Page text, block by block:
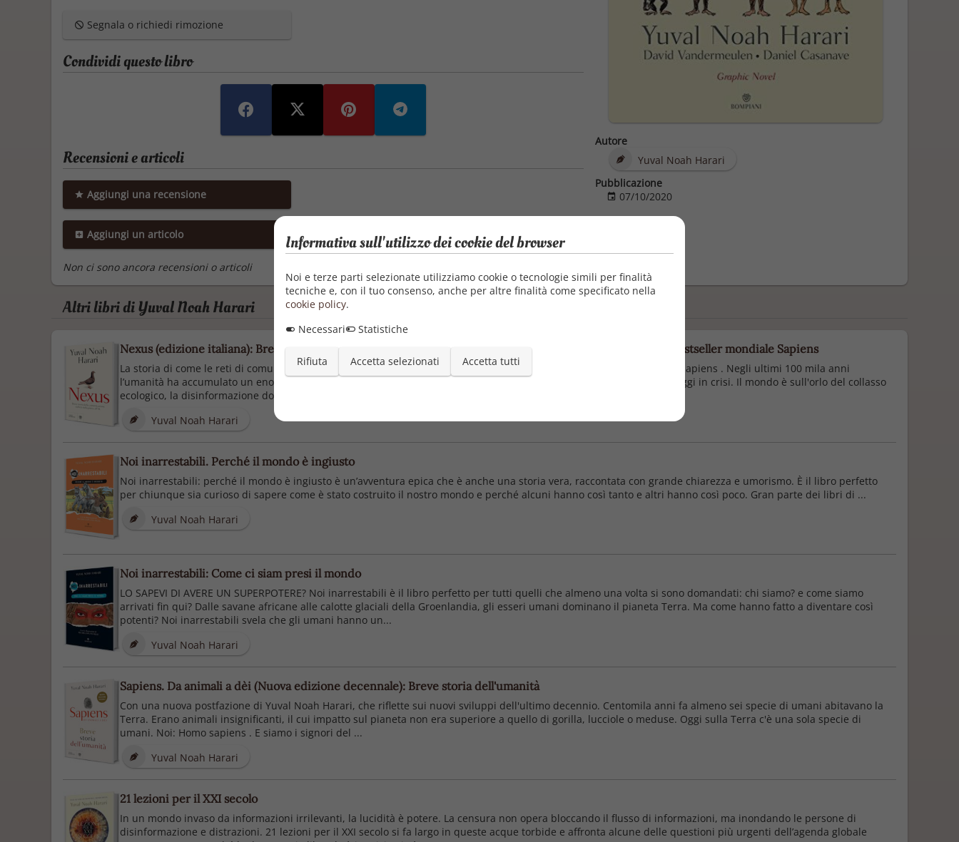
Autore
Yuval Noah Harari
Pubblicazione
07/10/2020
Segnala o richiedi rimozione
Condividi questo libro
Recensioni e articoli
Aggiungi una recensione
Aggiungi un articolo
Non ci sono ancora recensioni o articoli
Altri libri di Yuval Noah Harari
Nexus (edizione italiana): Breve storia delle reti di informazione dall'età della pietra all'IA. Dall'autore del bestseller mondiale Sapiens
La storia di come le reti di comunicazione hanno fatto e disfatto il nostro mondo. Dall'autore del bestseller mondiale Sapiens . Negli ultimi 100 mila anni
l’umanità ha accumulato un enorme potere. Eppure nonostante le scoperte, le invenzioni e le conquiste ci troviamo oggi in crisi. Il mondo è sull'orlo del collasso
ecologico, la disinformazione domina il ...
Yuval Noah Harari
Noi inarrestabili. Perché il mondo è ingiusto
Noi inarrestabili: perché il mondo è ingiusto è un’avventura epica che è anche una storia vera, raccontata con grande chiarezza e umorismo. È il libro perfetto
per chiunque sia curioso di sapere come è stato costruito il nostro mondo e perché alcuni hanno così tanto e altri hanno così poco. Gran parte dei libri di ...
Yuval Noah Harari
Noi inarrestabili: Come ci siam presi il mondo
LO SAPEVI DI AVERE UN SUPERPOTERE? Noi inarrestabili è il libro perfetto per tutti quelli che almeno una volta si sono domandati: chi siamo? e come siamo
arrivati fin qui? Dalle savane africane alle calotte glaciali della Groenlandia, gli esseri umani dominano il pianeta Terra. Ma come hanno fatto a diventare così
potenti? Noi inarrestabili svela che gli umani hanno un...
Yuval Noah Harari
Sapiens. Da animali a dèi (Nuova edizione decennale): Breve storia dell'umanità
Con una nuova postfazione di Yuval Noah Harari, che riflette sui nuovi sviluppi dell'ultimo decennio. Centomila anni fa almeno sei specie di umani abitavano la
Terra. Erano animali insignificanti, il cui impatto sul pianeta non era superiore a quello di gorilla, lucciole o meduse. Oggi sulla Terra c'è una sola specie di
umani. Noi: Homo sapiens . E siamo i signori del ...
Yuval Noah Harari
21 lezioni per il XXI secolo
In un mondo invaso da informazioni irrilevanti, la lucidità è potere. La censura non opera bloccando il flusso di informazioni, ma inondando le persone di
disinformazione e distrazioni. 21 lezioni per il XXI secolo si fa largo in queste acque torbide e affronta alcune delle questioni più urgenti dell’agenda globale
Informativa sull'utilizzo dei cookie del browser
Noi e terze parti selezionate utilizziamo cookie o tecnologie simili per finalità
tecniche e, con il tuo consenso, anche per altre finalità come specificato nella
cookie policy.
Necessari
Statistiche
Rifiuta Accetta selezionati Accetta tutti